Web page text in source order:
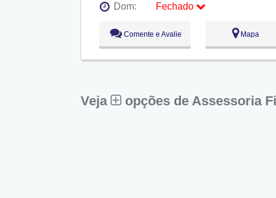
Dom:
Fechado
Seg:
Ter:
09:00 - 18:00
Qua:
09:00 - 18:00
Qui:
09:00 - 18:00
Comente e Avalie Mapa
Veja opções de Assessoria